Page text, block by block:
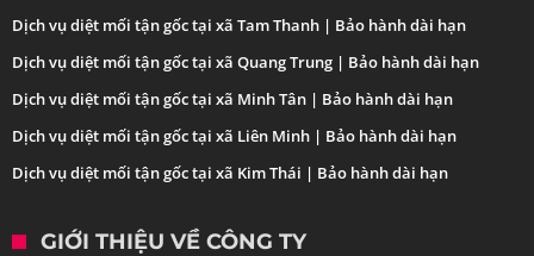
Dịch vụ diệt mối tận gốc tại xã Tam Thanh | Bảo hành dài hạn
Dịch vụ diệt mối tận gốc tại xã Quang Trung | Bảo hành dài hạn
Dịch vụ diệt mối tận gốc tại xã Minh Tân | Bảo hành dài hạn
Dịch vụ diệt mối tận gốc tại xã Liên Minh | Bảo hành dài hạn
Dịch vụ diệt mối tận gốc tại xã Kim Thái | Bảo hành dài hạn
GIỚI THIỆU VỀ CÔNG TY